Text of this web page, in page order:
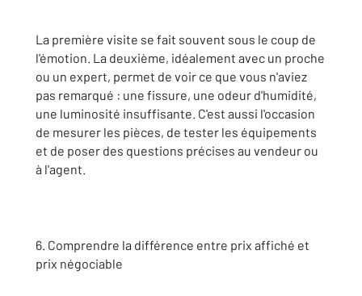
La première visite se fait souvent sous le coup de
l'émotion. La deuxième, idéalement avec un proche
ou un expert, permet de voir ce que vous n'aviez
pas remarqué : une fissure, une odeur d'humidité,
une luminosité insuffisante. C'est aussi l'occasion
de mesurer les pièces, de tester les équipements
et de poser des questions précises au vendeur ou
à l'agent.
6. Comprendre la différence entre prix affiché et
prix négociable